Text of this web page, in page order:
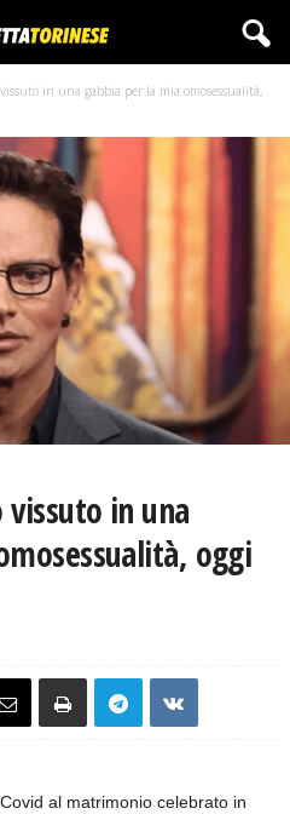
in una gabbia per la mia omosessualità,
vissuto in una
oggi
al matrimonio celebrato in